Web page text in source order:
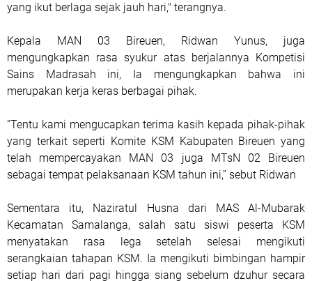
yang ikut berlaga sejak jauh hari," terangnya.
Kepala MAN 03 Bireuen, Ridwan Yunus, juga
mengungkapkan rasa syukur atas berjalannya Kompetisi
Sains Madrasah ini, Ia mengungkapkan bahwa ini
merupakan kerja keras berbagai pihak.
“Tentu kami mengucapkan terima kasih kepada pihak-pihak
yang terkait seperti Komite KSM Kabupaten Bireuen yang
telah mempercayakan MAN 03 juga MTsN 02 Bireuen
sebagai tempat pelaksanaan KSM tahun ini,” sebut Ridwan
Sementara itu, Naziratul Husna dari MAS Al-Mubarak
Kecamatan Samalanga, salah satu siswi peserta KSM
menyatakan rasa lega setelah selesai mengikuti
serangkaian tahapan KSM. Ia mengikuti bimbingan hampir
setiap hari dari pagi hingga siang sebelum dzuhur secara